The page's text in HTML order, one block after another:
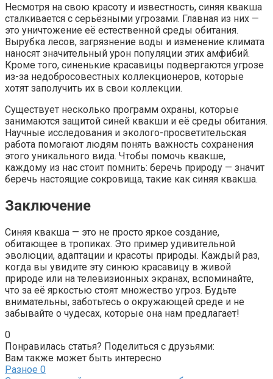
Несмотря на свою красоту и известность, синяя квакша
сталкивается с серьёзными угрозами. Главная из них —
это уничтожение её естественной среды обитания.
Вырубка лесов, загрязнение воды и изменение климата
наносят значительный урон популяции этих амфибий.
Кроме того, синенькие красавицы подвергаются угрозе
из-за недобросовестных коллекционеров, которые
хотят заполучить их в свои коллекции.
Существует несколько программ охраны, которые
занимаются защитой синей квакши и её среды обитания.
Научные исследования и эколого-просветительская
работа помогают людям понять важность сохранения
этого уникального вида. Чтобы помочь квакше,
каждому из нас стоит помнить: беречь природу — значит
беречь настоящие сокровища, такие как синяя квакша.
Заключение
Синяя квакша — это не просто яркое создание,
обитающее в тропиках. Это пример удивительной
эволюции, адаптации и красоты природы. Каждый раз,
когда вы увидите эту синюю красавицу в живой
природе или на телевизионных экранах, вспоминайте,
что за её яркостью стоят множество угроз. Будьте
внимательны, заботьтесь о окружающей среде и не
забывайте о чудесах, которые она нам предлагает!
0
Понравилась статья? Поделиться с друзьями:
Вам также может быть интересно
Разное 0